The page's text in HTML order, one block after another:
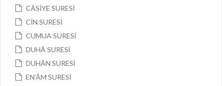
CÂSİYE SURESİ
CİN SURESİ
CUMUA SURESİ
DUHÂ SURESİ
DUHÂN SURESİ
EN’ÂM SURESİ